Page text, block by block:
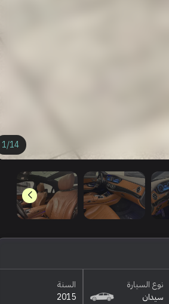
1/14
نوع السيارة
سيدان
السنة
2015